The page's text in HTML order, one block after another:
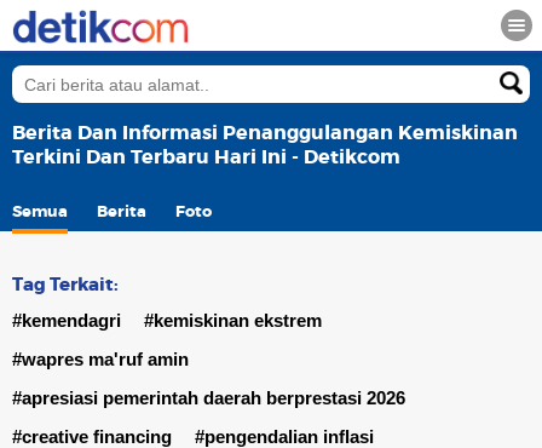
Berita Dan Informasi Penanggulangan Kemiskinan
Terkini Dan Terbaru Hari Ini - Detikcom
Semua Berita Foto
Tag Terkait:
#kemendagri
#kemiskinan ekstrem
#wapres ma'ruf amin
#apresiasi pemerintah daerah berprestasi 2026
#creative financing
#pengendalian inflasi